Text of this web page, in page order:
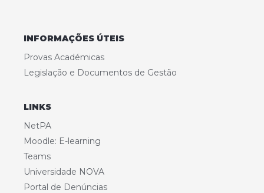
INFORMAÇÕES ÚTEIS
Provas Académicas
Legislação e Documentos de Gestão
LINKS
NetPA
Moodle: E-learning
Teams
Universidade NOVA
Portal de Denúncias